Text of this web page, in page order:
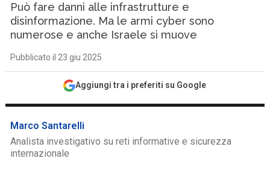
Può fare danni alle infrastrutture e
disinformazione. Ma le armi cyber sono
numerose e anche Israele si muove
Pubblicato il 23 giu 2025
Aggiungi tra i preferiti su Google
Marco Santarelli
Analista investigativo su reti informative e sicurezza
internazionale